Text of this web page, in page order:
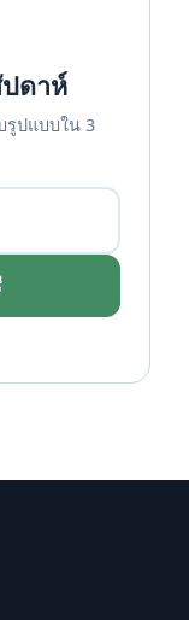
ดาห์
รูปแบบใน 3